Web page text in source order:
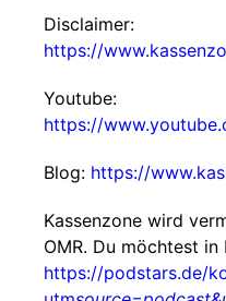
Disclaimer:
https://
Youtube:
https://
Blog: https://
Kassenzone wird
OMR. Du möchtest in
https://podstars.de/